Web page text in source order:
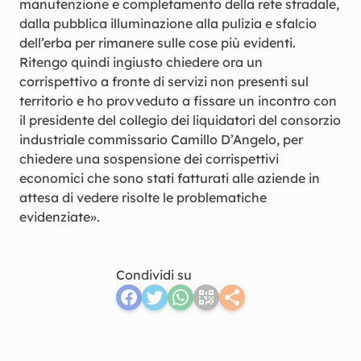
manutenzione e completamento della rete stradale,
dalla pubblica illuminazione alla pulizia e sfalcio
dell’erba per rimanere sulle cose più evidenti.
Ritengo quindi ingiusto chiedere ora un
corrispettivo a fronte di servizi non presenti sul
territorio e ho provveduto a fissare un incontro con
il presidente del collegio dei liquidatori del consorzio
industriale commissario Camillo D’Angelo, per
chiedere una sospensione dei corrispettivi
economici che sono stati fatturati alle aziende in
attesa di vedere risolte le problematiche
evidenziate».
Condividi su